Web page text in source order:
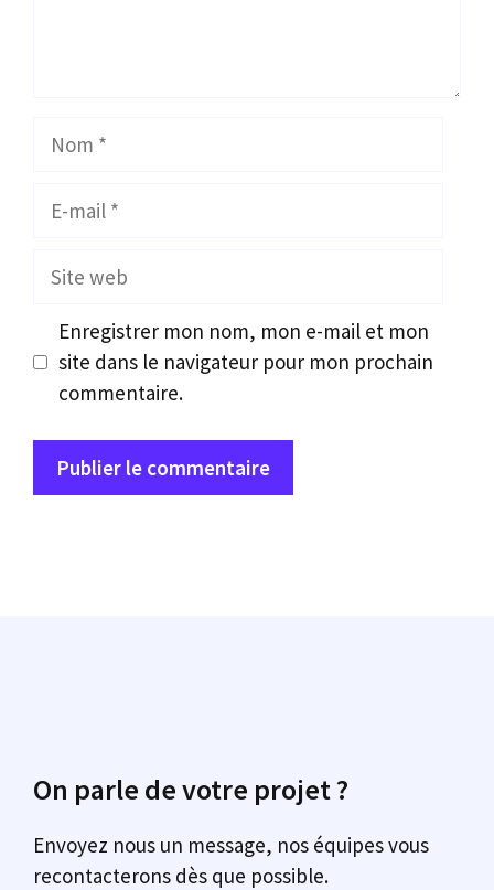
Nom
Site
Enregistrer mon nom, mon e-mail et mon
site dans le navigateur pour mon prochain
commentaire.
On parle de votre projet ?
Envoyez nous un message, nos équipes vous
recontacterons dès que possible.